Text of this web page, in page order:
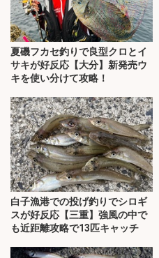
夏磯フカセ釣りで良型クロとイ
サキが好反応【大分】新発売ウ
キを使い分けて攻略！
白子漁港での投げ釣りでシロギ
スが好反応【三重】強風の中で
も近距離攻略で13匹キャッチ